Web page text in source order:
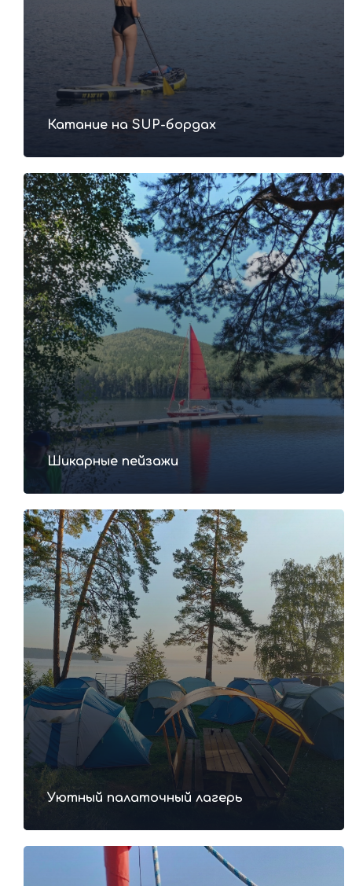
Катание на SUP-бордах
Шикарные пейзажи
Уютный палаточный лагерь
Подробная
программа тура
(Последовательность может незначительно
меняться без потери программы)